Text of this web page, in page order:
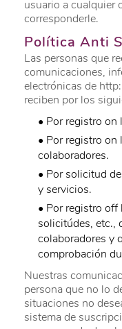
usuario a cualquier
corresponderle.
Política Anti
Las personas que
comunicaciones,
electrónicas de
reciben por los
• Por registro on
• Por registro on
colaboradores.
• Por solicitud
y servicios.
• Por registro
solicitúdes, etc.,
colaboradores y
comprobación
Nuestras
persona que no lo
situaciones no
sistema de